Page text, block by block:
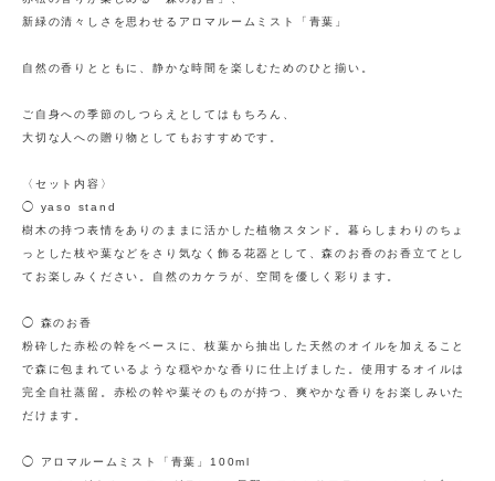
新緑の清々しさを思わせるアロマルームミスト「青葉」
自然の香りとともに、静かな時間を楽しむためのひと揃い。
ご自身への季節のしつらえとしてはもちろん、
大切な人への贈り物としてもおすすめです。
〈セット内容〉
◯ yaso stand
樹木の持つ表情をありのままに活かした植物スタンド。暮らしまわりのちょ
っとした枝や葉などをさり気なく飾る花器として、森のお香のお香立てとし
てお楽しみください。自然のカケラが、空間を優しく彩ります。
◯ 森のお香
粉砕した赤松の幹をベースに、枝葉から抽出した天然のオイルを加えること
で森に包まれているような穏やかな香りに仕上げました。使用するオイルは
完全自社蒸留。赤松の幹や葉そのものが持つ、爽やかな香りをお楽しみいた
だけます。
◯ アロマルームミスト「青葉」100ml